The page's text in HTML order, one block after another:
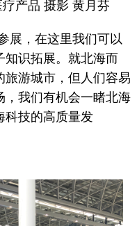
产品 摄影 黄月芬
，在这里我们可以
知识拓展。就北海而
旅游城市，但人们容易
，我们有机会一睹北海
科技的高质量发